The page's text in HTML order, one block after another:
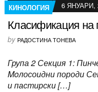
КИНОЛОГИЯ 6 ЯНУАРИ,
Класификация на
by РАДОСТИНА ТОНЕВА
Група 2 Секция 1:
Moлосоидни породи
и пастирски […]